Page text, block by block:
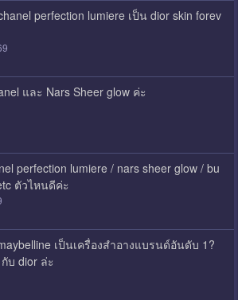
perfection lumiere เป็น dior skin forev
และ Nars Sheer glow ค่ะ
perfection lumiere / nars sheer glow / bu
ตัวไหนดีค่ะ
เป็นเครื่องสำอางแบรนด์อันดับ 1?
บ dior ล่ะ